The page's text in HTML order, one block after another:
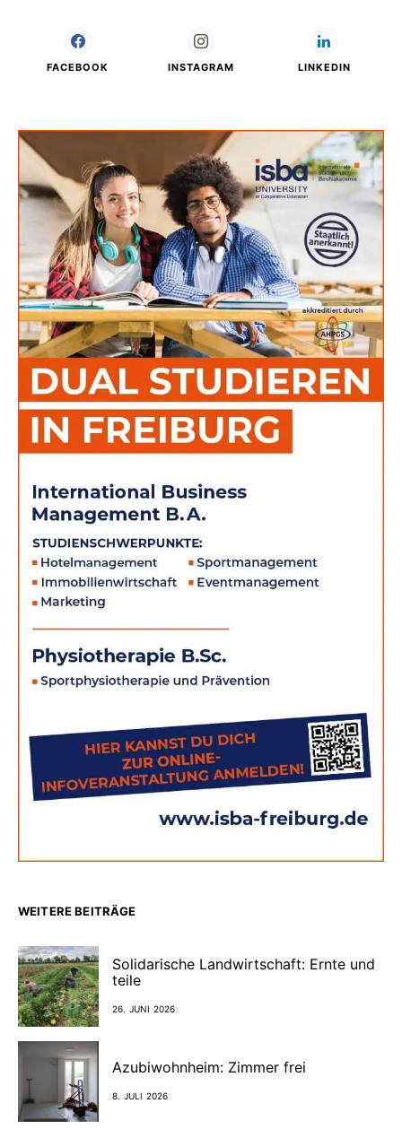
FACEBOOK INSTAGRAM LINKEDIN
WEITERE BEITRÄGE
Solidarische Landwirtschaft: Ernte und
teile
26. JUNI 2026
Azubiwohnheim: Zimmer frei
8. JULI 2026